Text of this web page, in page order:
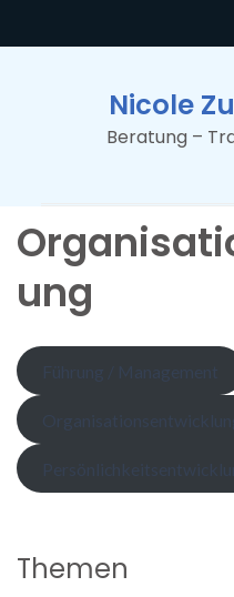
Nicole
Beratung –
ung
Führung / Management
Organisationsentwicklung
Themen